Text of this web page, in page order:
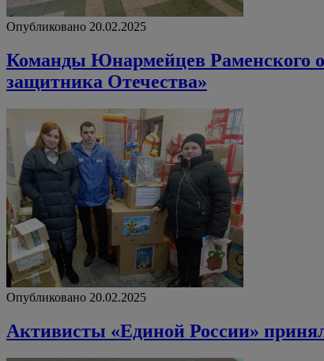
Опубликовано 20.02.2025
Команды Юнармейцев Раменского
защитника Отечества»
Опубликовано 20.02.2025
Активисты «Единой России»